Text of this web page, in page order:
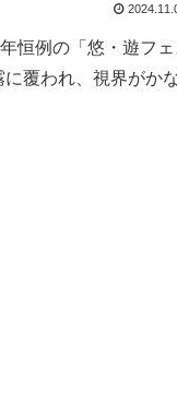
恒例の「悠・遊フェ
覆われ、視界がか